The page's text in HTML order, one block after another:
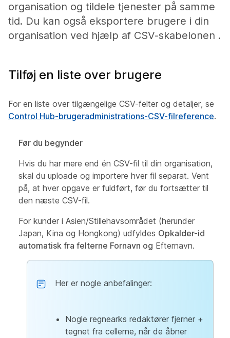
organisation og tildele tjenester på samme
tid. Du kan også eksportere brugere i din
organisation ved hjælp af CSV-skabelonen .
Tilføj en liste over brugere
For en liste over tilgængelige CSV-felter og detaljer, se
Control Hub-brugeradministrations-CSV-filreference.
Før du begynder
Hvis du har mere end én CSV-fil til din organisation,
skal du uploade og importere hver fil separat. Vent
på, at hver opgave er fuldført, før du fortsætter til
den næste CSV-fil.
For kunder i Asien/Stillehavsområdet (herunder
Japan, Kina og Hongkong) udfyldes Opkalder-id
automatisk fra felterne Fornavn og Efternavn.
Her er nogle anbefalinger:
Nogle regnearks redaktører fjerner +
tegnet fra cellerne, når de åbner